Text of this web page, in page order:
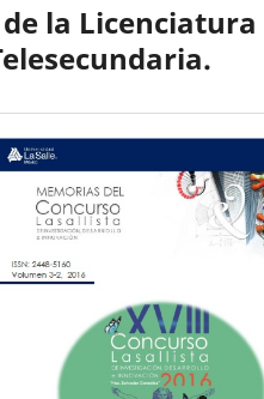
la Licenciatura